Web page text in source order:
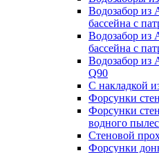
Водозабор из
бассейна с
Водозабор из
бассейна с
Водозабор из
Q90
С накладкой
Форсунки
Форсунки
водного
Стеновой
Форсунки